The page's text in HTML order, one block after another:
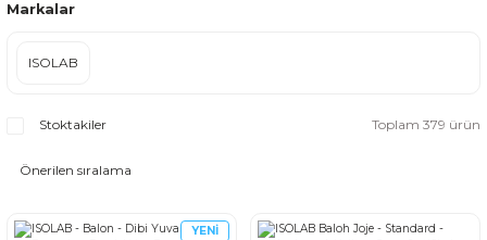
Markalar
ISOLAB
Stoktakiler Toplam 379 ürün
YENİ